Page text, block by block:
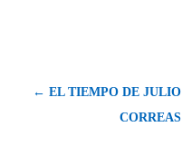
← EL TIEMPO DE JULIO
CORREAS